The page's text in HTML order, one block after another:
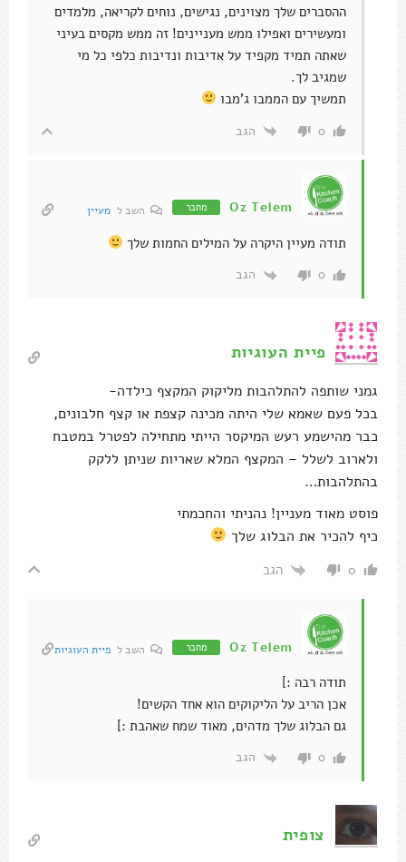
ההסברים שלך מצוינים, נגישים, נוחים לקריאה, מלמדים
ומעשירים ואפילו ממש מעניינים! זה ממש מקסים בעיני
שאתה תמיד מקפיד על אדיבות ונדיבות כלפי כל מי
שמגיב לך.
תמשיך עם הממבו ג'מבו
0 הגב
Oz Telem מחבר השב ל מעיין
תודה מעיין היקרה על המילים החמות שלך
0 הגב
פיית העוגיות
גמני שותפה להתלהבות מליקוק המקצף כילדה-
בכל פעם שאמא שלי היתה מכינה קצפת או קצף חלבונים,
כבר מהישמע רעש המיקסר הייתי מתחילה לפטרל במטבח
ולארוב לשלל – המקצף המלא שאריות שניתן ללקק
בהתלהבות…
פוסט מאוד מעניין! נהניתי והחכמתי
כיף להכיר את הבלוג שלך
0 הגב
Oz Telem מחבר השב ל פיית העוגיות
תודה רבה :]
אכן הריב על הליקוקים הוא אחד הקשים!
גם הבלוג שלך מדהים, מאוד שמח שאהבת :]
0 הגב
צופית